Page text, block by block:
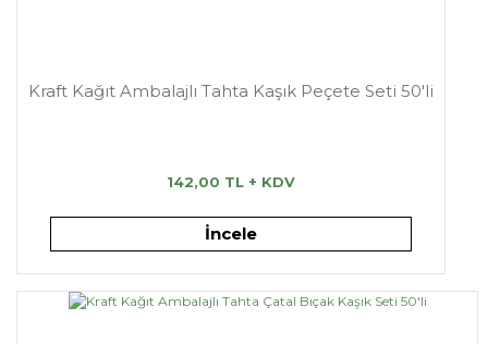
Kraft Kağıt Ambalajlı Tahta Kaşık Peçete Seti 50'li
142,00 TL + KDV
İncele